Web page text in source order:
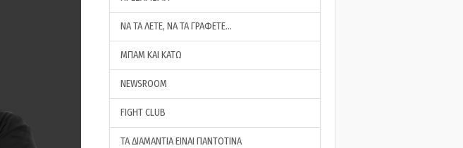
ΝΑ ΤΑ ΛΕΤΕ, ΝΑ ΤΑ ΓΡΑΦΕΤΕ…
ΜΠΑΜ ΚΑΙ ΚΑΤΩ
NEWSROOM
FIGHT CLUB
ΤΑ ΔΙΑΜΑΝΤΙΑ ΕΙΝΑΙ ΠΑΝΤΟΤΙΝΑ